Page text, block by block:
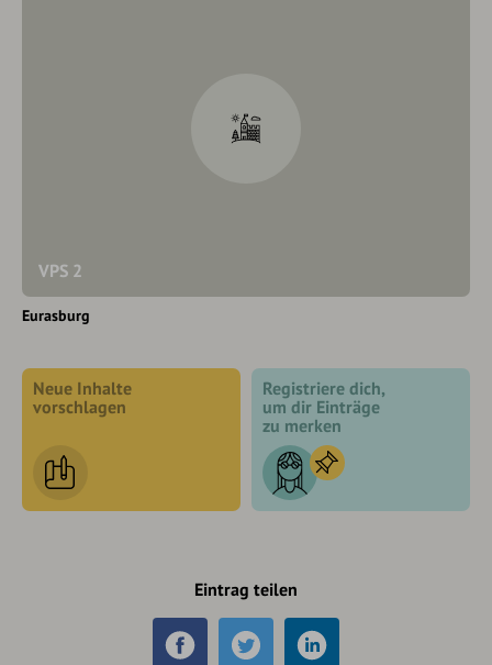
VPS 2
Eurasburg
Neue Inhalte
vorschlagen
Registriere dich,
um dir Einträge
zu merken
Eintrag teilen